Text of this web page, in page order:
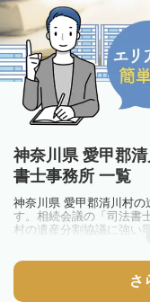
神奈川県 愛甲郡
書士事務所 一覧
神奈川県 愛甲郡清川村
す。相続会議の「司法書
村の遺産分割協議に強い
相続のトラブルやお悩み
さ